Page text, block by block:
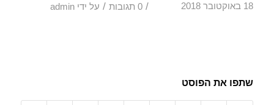
18 באוקטובר 2018 / 0 תגובות / על ידי admin
שתפו את הפוסט